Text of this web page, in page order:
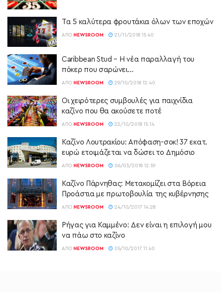
Τα 5 καλύτερα φρουτάκια όλων των εποχών
ΑΠΌ NEWSROOM 21/11/2018 15:40
Caribbean Stud – Η νέα παραλλαγή του
πόκερ που σαρώνει…
ΑΠΌ NEWSROOM 29/10/2018 12:40
Οι χειρότερες συμβουλές για παιχνίδια
καζίνο που θα ακούσετε ποτέ
ΑΠΌ NEWSROOM 22/10/2018 15:14
Καζίνο Λουτρακίου: Απόφαση-σοκ! 37 εκατ.
ευρώ ετοιμάζεται να δώσει το Δημόσιο
ΑΠΌ NEWSROOM 06/03/2018 12:59
Καζίνο Πάρνηθας: Μετακομίζει στα Βόρεια
Προάστια με πρωτοβουλία της κυβέρνησης
ΑΠΌ NEWSROOM 24/10/2017 14:28
Ρήγας για Καμμένο: Δεν είναι η επιλογή μου
να πάω στο καζίνο
ΑΠΌ NEWSROOM 05/10/2017 11:40